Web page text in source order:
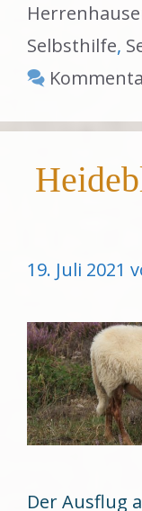
Selbsthilfe,
19. Juli 2021
Der Ausflug